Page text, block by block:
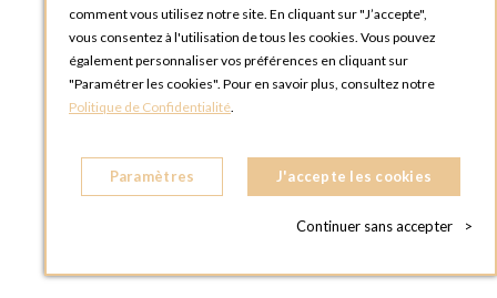
comment vous utilisez notre site. En cliquant sur "J’accepte",
vous consentez à l'utilisation de tous les cookies. Vous pouvez
également personnaliser vos préférences en cliquant sur
"Paramétrer les cookies". Pour en savoir plus, consultez notre
Politique de Confidentialité.
Paramètres J'accepte les cookies
Continuer sans accepter >